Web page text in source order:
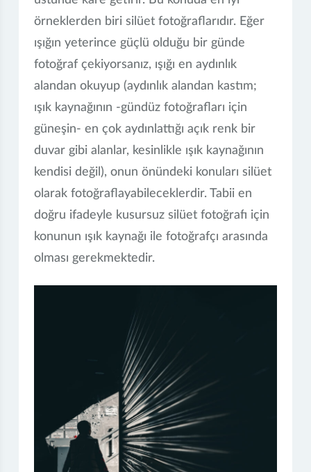
örneklerden biri silüet fotoğraflarıdır. Eğer
ışığın yeterince güçlü olduğu bir günde
fotoğraf çekiyorsanız, ışığı en aydınlık
alandan okuyup (aydınlık alandan kastım;
ışık kaynağının -gündüz fotoğrafları için
güneşin- en çok aydınlattığı açık renk bir
duvar gibi alanlar, kesinlikle ışık kaynağının
kendisi değil), onun önündeki konuları silüet
olarak fotoğraflayabileceklerdir. Tabii en
doğru ifadeyle kusursuz silüet fotoğrafı için
konunun ışık kaynağı ile fotoğrafçı arasında
olması gerekmektedir.